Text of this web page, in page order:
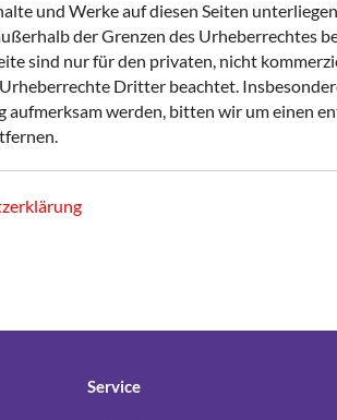
und Werke auf diesen Seiten
der Grenzen des Urheberrechtes
sind nur für den privaten, nicht
Dritter beachtet.
werden, bitten wir um einen
Service